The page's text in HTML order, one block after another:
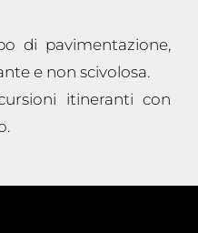
di pavimentazione,
e non scivolosa.
itineranti con